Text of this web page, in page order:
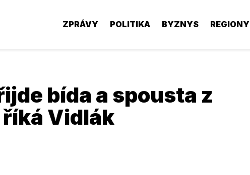
ZPRÁVY POLITIKA BYZNYS REGIONY
bída a spousta z
Vidlák